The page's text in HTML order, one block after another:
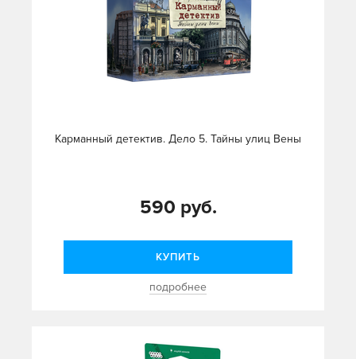
Карманный детектив. Дело 5. Тайны улиц Вены
590 руб.
КУПИТЬ
подробнее